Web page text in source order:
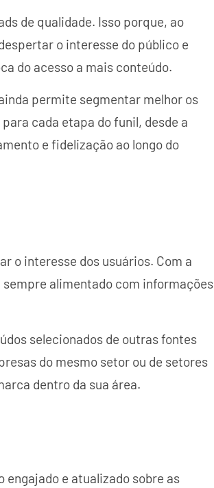
de qualidade. Isso porque, ao
o interesse do público e
do acesso a mais conteúdo.
permite segmentar melhor os
cada etapa do funil, desde a
e fidelização ao longo do
o interesse dos usuários. Com a
alimentado com informações
selecionados de outras fontes
do mesmo setor ou de setores
dentro da sua área.
e atualizado sobre as